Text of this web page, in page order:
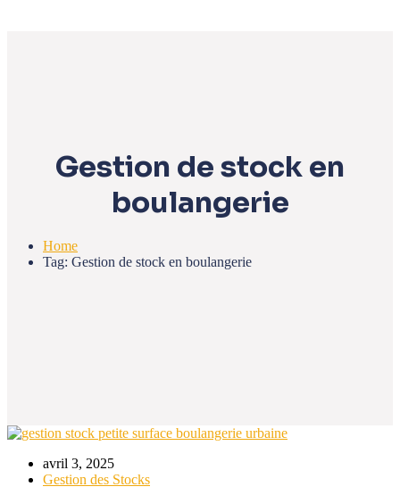
Gestion de stock en
boulangerie
Home
Tag: Gestion de stock en boulangerie
avril 3, 2025
Gestion des Stocks